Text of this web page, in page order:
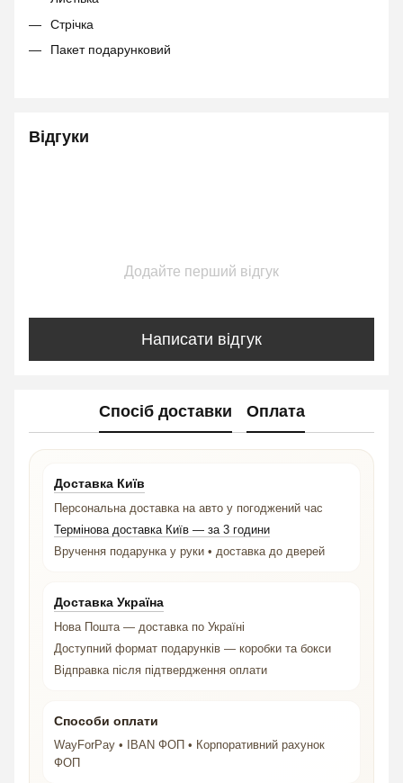
Стрічка
Пакет подарунковий
Відгуки
Додайте перший відгук
Написати відгук
Спосіб доставки Оплата
Доставка Київ
Персональна доставка на авто у погоджений час
Термінова доставка Київ — за 3 години
Вручення подарунка у руки • доставка до дверей
Доставка Україна
Нова Пошта — доставка по Україні
Доступний формат подарунків — коробки та бокси
Відправка після підтвердження оплати
Способи оплати
WayForPay • IBAN ФОП • Корпоративний рахунок
ФОП